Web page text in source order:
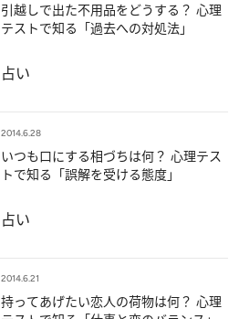
引越しで出た不用品をどうする？ 心理
テストで知る「過去への対処法」
占い
2014.6.28
いつも口にする相づちは何？ 心理テス
トで知る「誤解を受ける態度」
占い
2014.6.21
持ってあげたい恋人の荷物は何？ 心理